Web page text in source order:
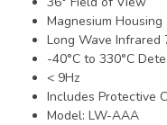
Magnesium Housing
Long Wave Infrared
-40°C to 330°C
< 9Hz
Includes Protective
Model: LW-AAA